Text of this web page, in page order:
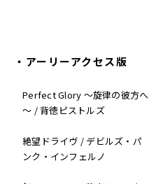
・アーリーアクセス版
Perfect Glory ～旋律の彼方へ
～ / 背徳ピストルズ
絶望ドライヴ / デビルズ・パ
ンク・インフェルノ